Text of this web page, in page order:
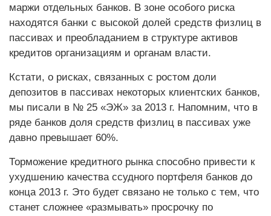
маржи отдельных банков. В зоне особого риска
находятся банки с высокой долей средств физлиц в
пассивах и преобладанием в структуре активов
кредитов организациям и органам власти.
Кстати, о рисках, связанных с ростом доли
депозитов в пассивах некоторых клиентских банков,
мы писали в № 25 «ЭЖ» за 2013 г. Напомним, что в
ряде банков доля средств физлиц в пассивах уже
давно превышает 60%.
Торможение кредитного рынка способно привести к
ухудшению качества ссудного портфеля банков до
конца 2013 г. Это будет связано не только с тем, что
станет сложнее «размывать» просрочку по